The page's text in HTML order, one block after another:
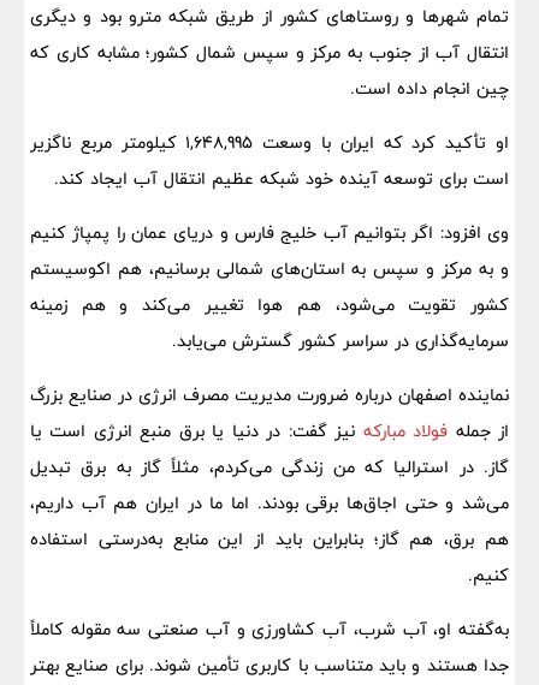
تمام شهرها و روستاهای کشور از طریق شبکه مترو بود و دیگری
انتقال آب از جنوب به مرکز و سپس شمال کشور؛ مشابه کاری که
چین انجام داده است.
او تأکید کرد که ایران با وسعت 1,648,995 کیلومتر مربع ناگزیر
است برای توسعه آینده خود شبکه عظیم انتقال آب ایجاد کند.
وی افزود: اگر بتوانیم آب خلیج فارس و دریای عمان را پمپاژ کنیم
و به مرکز و سپس به استان‌های شمالی برسانیم، هم اکوسیستم
کشور تقویت می‌شود، هم هوا تغییر می‌کند و هم زمینه
سرمایه‌گذاری در سراسر کشور گسترش می‌یابد.
نماینده اصفهان درباره ضرورت مدیریت مصرف انرژی در صنایع بزرگ
از جمله فولاد مبارکه نیز گفت: در دنیا یا برق منبع انرژی است یا
گاز. در استرالیا که من زندگی می‌کردم، مثلاً گاز به برق تبدیل
می‌شد و حتی اجاق‌ها برقی بودند. اما ما در ایران هم آب داریم،
هم برق، هم گاز؛ بنابراین باید از این منابع به‌درستی استفاده
کنیم.
به‌گفته او، آب شرب، آب کشاورزی و آب صنعتی سه مقوله کاملاً
جدا هستند و باید متناسب با کاربری تأمین شوند. برای صنایع بهتر